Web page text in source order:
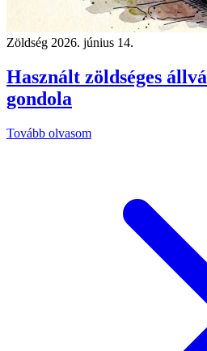
Zöldség 2026. június 14.
Használt zöldséges
gondola
Tovább olvasom